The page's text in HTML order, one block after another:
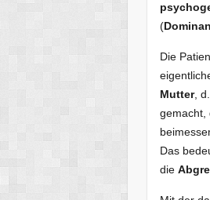
(
Die
Mutter,
gemacht,
Das
die